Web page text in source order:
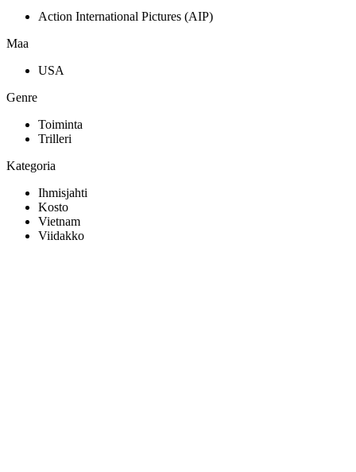
Action International Pictures (AIP)
Maa
USA
Genre
Toiminta
Trilleri
Kategoria
Ihmisjahti
Kosto
Vietnam
Viidakko